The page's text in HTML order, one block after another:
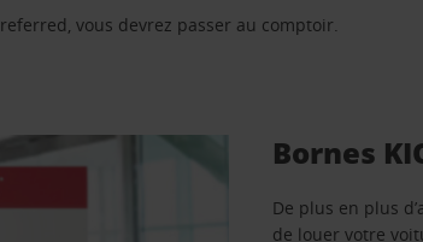
vous devrez passer au comptoir.
Bornes
De plus en plus
de louer votre